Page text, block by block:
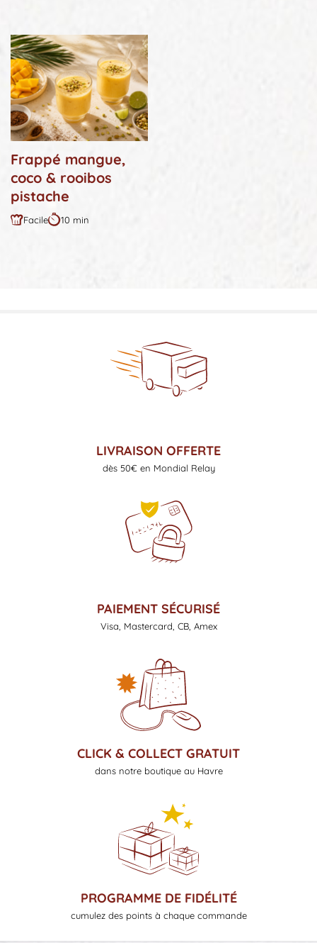
Frappé mangue,
coco & rooibos
pistache
Difficulté
Facile
Durée
10 min
LIVRAISON OFFERTE
dès 50€ en Mondial Relay
PAIEMENT SÉCURISÉ
Visa, Mastercard, CB, Amex
CLICK & COLLECT GRATUIT
dans notre boutique au Havre
PROGRAMME DE FIDÉLITÉ
cumulez des points à chaque commande